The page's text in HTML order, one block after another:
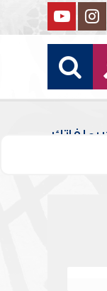
بملفاتك